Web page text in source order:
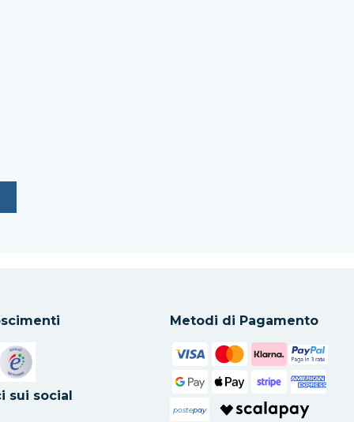
una nuova scheda
apre in una nuova scheda
sui social
Metodi di Pagamento
postepay